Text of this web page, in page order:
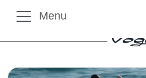
Menu